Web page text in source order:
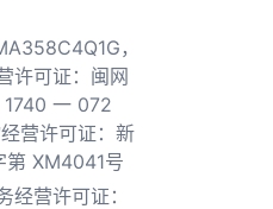
，
许可证：闽网
一 072
营许可证：新
第 XM4041号
经营许可证：